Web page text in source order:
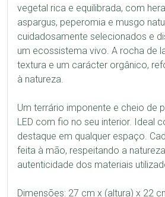
vegetal rica e equilibrada, com
aspargus, peperomia e musgo
cuidadosamente selecionados e
um ecossistema vivo. A rocha de
textura e um carácter orgânico,
à natureza.
Um terrário imponente e cheio de
LED com fio no seu interior. Ideal
destaque em qualquer espaço.
feita à mão, respeitando a
autenticidade dos materiais
Dimensões: 27 cm x (altura) x 22